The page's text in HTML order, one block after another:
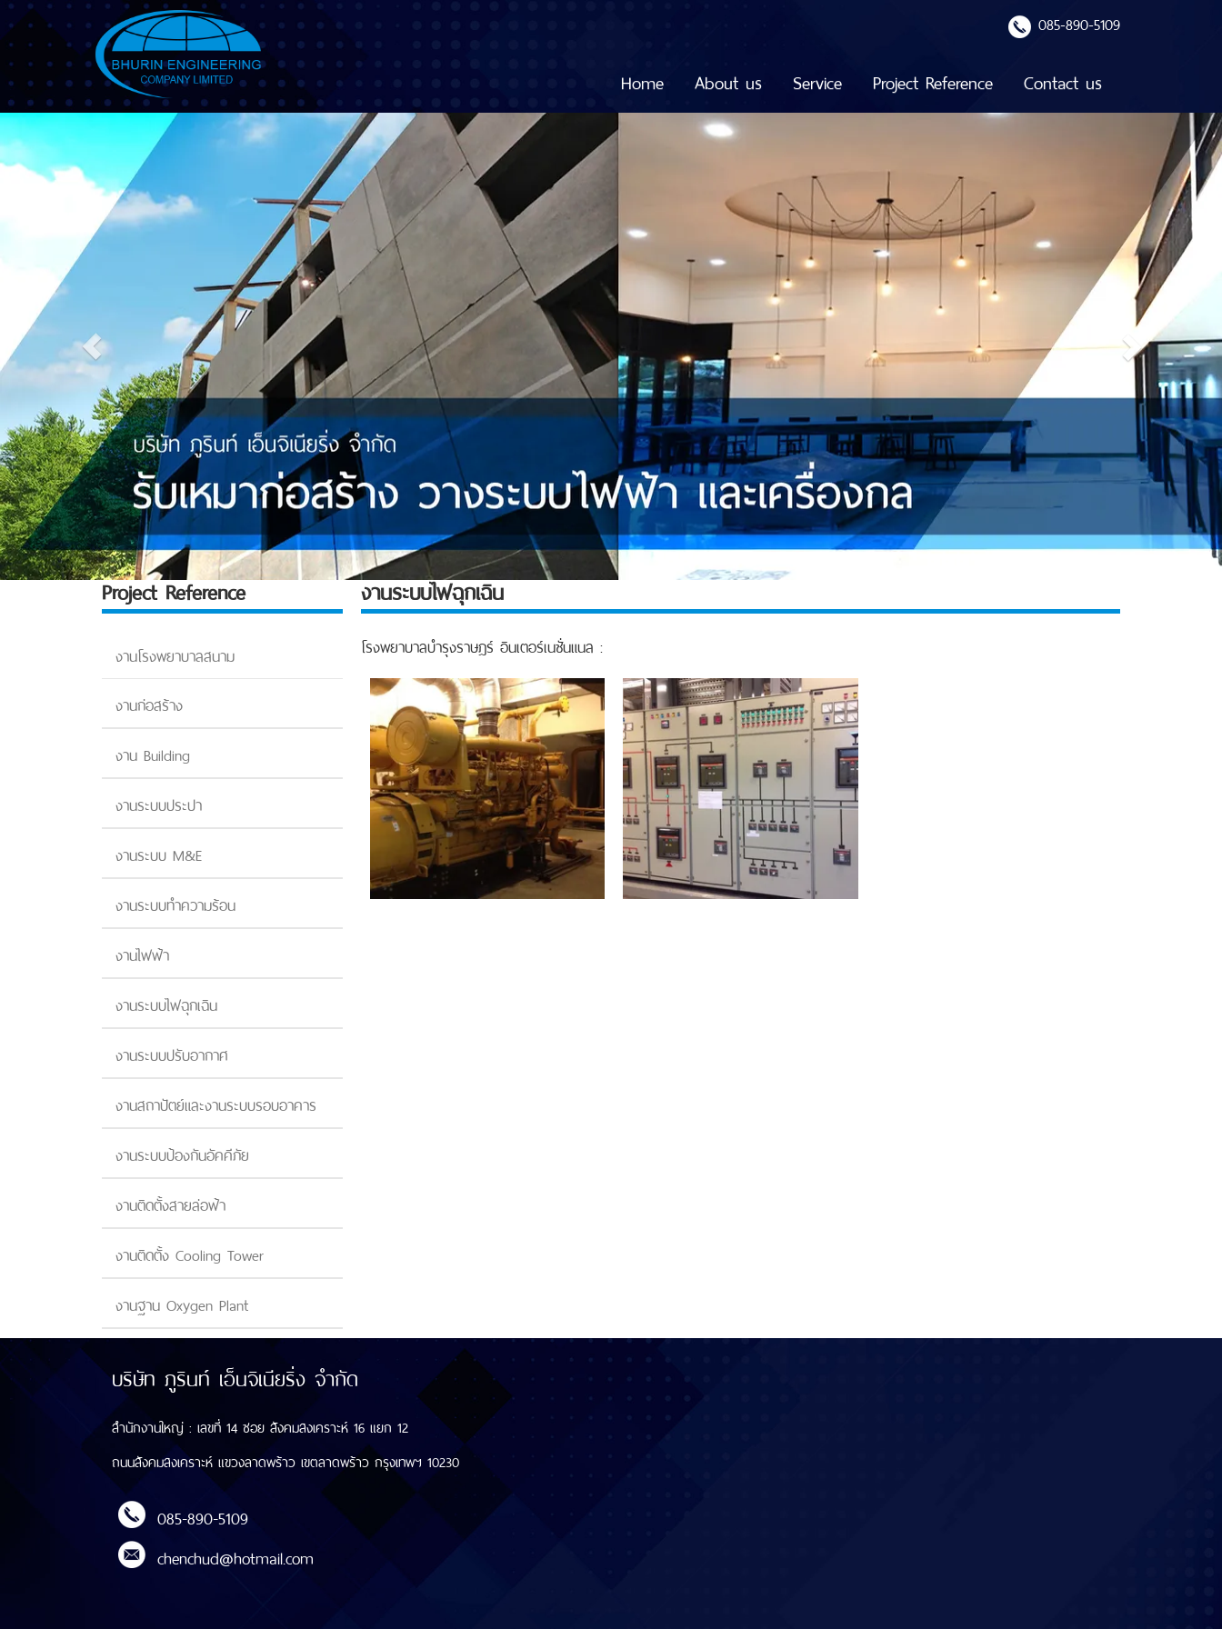
Home About us Service Project Reference Contact us
085-890-5109
Project Reference
งานโรงพยาบาลสนาม
งานก่อสร้าง
งาน Building
งานระบบประปา
งานระบบ M&E
งานระบบทำความร้อน
งานไฟฟ้า
งานระบบไฟฉุกเฉิน
งานระบบปรับอากาศ
งานสถาปัตย์และงานระบบรอบอาคาร
งานระบบป้องกันอัคคีภัย
งานติดตั้งสายล่อฟ้า
งานติดตั้ง Cooling Tower
งานฐาน Oxygen Plant
งานระบบไฟฉุกเฉิน
โรงพยาบาลบำรุงราษฎร์ อินเตอร์เนชั่นแนล :
บริษัท ภูรินท์ เอ็นจิเนียริ่ง จำกัด
สำนักงานใหญ่ : เลขที่ 14 ซอย สังคมสงเคราะห์ 16 แยก 12
ถนนสังคมสงเคราะห์ แขวงลาดพร้าว เขตลาดพร้าว กรุงเทพฯ 10230
085-890-5109
chenchud@hotmail.com